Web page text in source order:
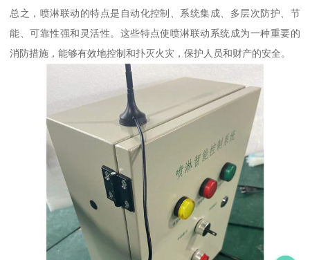
总之，喷淋联动的特点是自动化控制、系统集成、多层次防护、节
能、可靠性强和灵活性。这些特点使喷淋联动系统成为一种重要的
消防措施，能够有效地控制和扑灭火灾，保护人员和财产的安全。